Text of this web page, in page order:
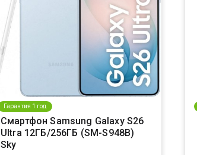
Гарантия 1 год
Смартфон Samsung Galaxy S26
Ultra 12ГБ/256ГБ (SM-S948B)
Sky